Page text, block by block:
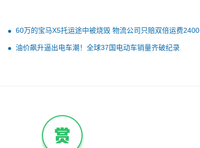
60万的宝马X5托运途中被烧毁 物流公司只赔双倍运费2400
元！法院判了
油价飙升逼出电车潮！全球37国电动车销量齐破纪录